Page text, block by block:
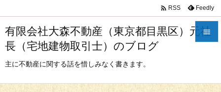
有限会社大森不動産（東京都目黒区）元社
長（宅地建物取引士）のブログ
主に不動産に関する話を惜しみなく書きます。

サイド
 RSS Feedly